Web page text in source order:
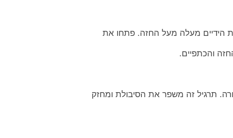
את הידיים מעלה מעל החזה. פתחו את
והכתפיים.
תרגיל זה משפר את הסיבולת ומחזק